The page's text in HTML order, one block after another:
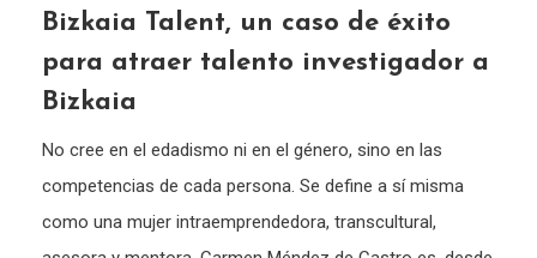
Bizkaia Talent, un caso de éxito
para atraer talento investigador a
Bizkaia
No cree en el edadismo ni en el género, sino en las
competencias de cada persona. Se define a sí misma
como una mujer intraemprendedora, transcultural,